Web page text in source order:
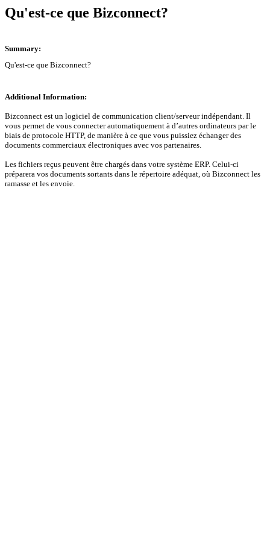
Qu'est-ce que Bizconnect?
Summary:
Qu'est-ce que Bizconnect?
Additional Information:
Bizconnect est un logiciel de communication client/serveur indépendant. Il
vous permet de vous connecter automatiquement à d’autres ordinateurs par le
biais de protocole HTTP, de manière à ce que vous puissiez échanger des
documents commerciaux électroniques avec vos partenaires.
Les fichiers reçus peuvent être chargés dans votre système ERP. Celui-ci
préparera vos documents sortants dans le répertoire adéquat, où Bizconnect les
ramasse et les envoie.